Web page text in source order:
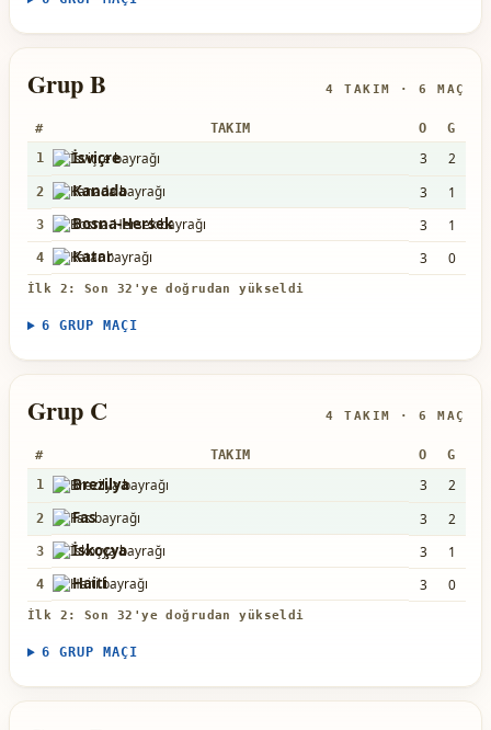
Grup B 4 TAKIM · 6 MAÇ
# TAKIM O G
1
İsviçre 3 2
2 Kanada 3 1
3 Bosna-Hersek 3 1
4 Katar 3 0
İlk 2: Son 32'ye doğrudan yükseldi
6 GRUP MAÇI
Grup C 4 TAKIM · 6 MAÇ
# TAKIM O G
1
Brezilya 3 2
2 Fas 3 2
3 İskoçya 3 1
4 Haiti 3 0
İlk 2: Son 32'ye doğrudan yükseldi
6 GRUP MAÇI